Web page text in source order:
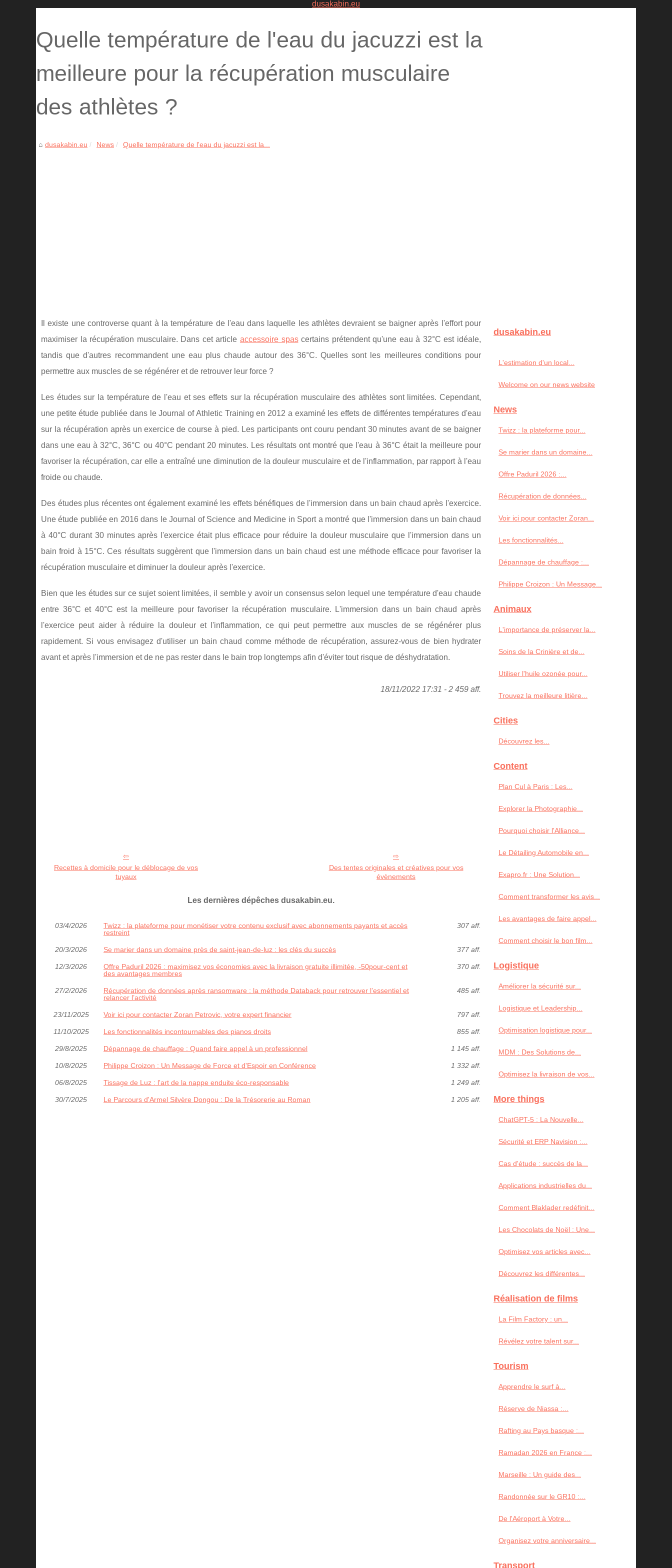
Quelle température de l'eau du jacuzzi est la
meilleure pour la récupération musculaire
des athlètes ?
dusakabin.eu News Quelle température de l'eau du jacuzzi est la...
Il existe une controverse quant à la température de l'eau dans laquelle les athlètes devraient se baigner après l'effort pour
maximiser la récupération musculaire. Dans cet article accessoire spascertains prétendent qu'une eau à 32°C est idéale,
tandis que d'autres recommandent une eau plus chaude autour des 36°C. Quelles sont les meilleures conditions pour
permettre aux muscles de se régénérer et de retrouver leur force ?
Les études sur la température de l'eau et ses effets sur la récupération musculaire des athlètes sont limitées. Cependant,
une petite étude publiée dans le Journal of Athletic Training en 2012 a examiné les effets de différentes températures d'eau
sur la récupération après un exercice de course à pied. Les participants ont couru pendant 30 minutes avant de se baigner
dans une eau à 32°C, 36°C ou 40°C pendant 20 minutes. Les résultats ont montré que l'eau à 36°C était la meilleure pour
favoriser la récupération, car elle a entraîné une diminution de la douleur musculaire et de l'inflammation, par rapport à l'eau
froide ou chaude.
Des études plus récentes ont également examiné les effets bénéfiques de l'immersion dans un bain chaud après l'exercice.
Une étude publiée en 2016 dans le Journal of Science and Medicine in Sport a montré que l'immersion dans un bain chaud
à 40°C durant 30 minutes après l'exercice était plus efficace pour réduire la douleur musculaire que l'immersion dans un
bain froid à 15°C. Ces résultats suggèrent que l'immersion dans un bain chaud est une méthode efficace pour favoriser la
récupération musculaire et diminuer la douleur après l'exercice.
Bien que les études sur ce sujet soient limitées, il semble y avoir un consensus selon lequel une température d'eau chaude
entre 36°C et 40°C est la meilleure pour favoriser la récupération musculaire. L'immersion dans un bain chaud après
l'exercice peut aider à réduire la douleur et l'inflammation, ce qui peut permettre aux muscles de se régénérer plus
rapidement. Si vous envisagez d'utiliser un bain chaud comme méthode de récupération, assurez-vous de bien hydrater
avant et après l'immersion et de ne pas rester dans le bain trop longtemps afin d'éviter tout risque de déshydratation.
18/11/2022 17:31 - 2 459 aff.
Recettes à domicile pour le déblocage de vos
tuyaux
Des tentes originales et créatives pour vos
évènements
Les dernières dépêches dusakabin.eu.
03/4/2026
Twizz : la plateforme pour monétiser votre contenu exclusif avec abonnements payants et accès
restreint
307 aff.
20/3/2026 Se marier dans un domaine près de saint-jean-de-luz : les clés du succès 377 aff.
12/3/2026
Offre Paduril 2026 : maximisez vos économies avec la livraison gratuite illimitée, -50pour-cent et
des avantages membres
370 aff.
27/2/2026
Récupération de données après ransomware : la méthode Databack pour retrouver l’essentiel et
relancer l’activité
485 aff.
23/11/2025 Voir ici pour contacter Zoran Petrovic, votre expert financier 797 aff.
11/10/2025 Les fonctionnalités incontournables des pianos droits 855 aff.
29/8/2025 Dépannage de chauffage : Quand faire appel à un professionnel 1 145 aff.
10/8/2025 Philippe Croizon : Un Message de Force et d'Espoir en Conférence 1 332 aff.
06/8/2025 Tissage de Luz : l'art de la nappe enduite éco-responsable 1 249 aff.
30/7/2025 Le Parcours d'Armel Silvère Dongou : De la Trésorerie au Roman 1 205 aff.
dusakabin.eu
L'estimation d'un local...
Welcome on our news website
News
Twizz : la plateforme pour...
Se marier dans un domaine...
Offre Paduril 2026 :...
Récupération de données...
Voir ici pour contacter Zoran...
Les fonctionnalités...
Dépannage de chauffage :...
Philippe Croizon : Un Message...
Animaux
L'importance de préserver la...
Soins de la Crinière et de...
Utiliser l'huile ozonée pour...
Trouvez la meilleure litière...
Cities
Découvrez les...
Content
Plan Cul à Paris : Les...
Explorer la Photographie...
Pourquoi choisir l'Alliance...
Le Détailing Automobile en...
Exapro.fr : Une Solution...
Comment transformer les avis...
Les avantages de faire appel...
Comment choisir le bon film...
Logistique
Améliorer la sécurité sur...
Logistique et Leadership...
Optimisation logistique pour...
MDM : Des Solutions de...
Optimisez la livraison de vos...
More things
ChatGPT-5 : La Nouvelle...
Sécurité et ERP Navision :...
Cas d'étude : succès de la...
Applications industrielles du...
Comment Blaklader redéfinit...
Les Chocolats de Noël : Une...
Optimisez vos articles avec...
Découvrez les différentes...
Réalisation de films
La Film Factory : un...
Révélez votre talent sur...
Tourism
Apprendre le surf à...
Réserve de Niassa :...
Rafting au Pays basque :...
Ramadan 2026 en France :...
Marseille : Un guide des...
Randonnée sur le GR10 :...
De l'Aéroport à Votre...
Organisez votre anniversaire...
Transport
dusakabin.eu